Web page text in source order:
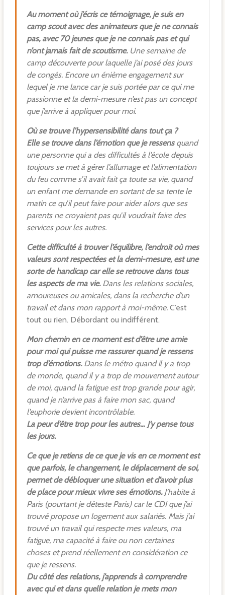
Au moment où j’écris ce témoignage, je suis en
camp scout avec des animateurs que je ne connais
pas, avec 70 jeunes que je ne connais pas et qui
n’ont jamais fait de scoutisme.Une semaine de
camp découverte pour laquelle j’ai posé des jours
de congés. Encore un énième engagement sur
lequel je me lance car je suis portée par ce qui me
passionne et la demi-mesure n’est pas un concept
que j’arrive à appliquer pour moi.
Où se trouve l’hypersensibilité dans tout ça ?
Elle se trouve dans l’émotion que je ressensquand
une personne qui a des difficultés à l’école depuis
toujours se met à gérer l’allumage et l’alimentation
du feu comme s’il avait fait ça toute sa vie, quand
un enfant me demande en sortant de sa tente le
matin ce qu’il peut faire pour aider alors que ses
parents ne croyaient pas qu’il voudrait faire des
services pour les autres.
Cette difficulté à trouver l’équilibre, l’endroit où mes
valeurs sont respectées et la demi-mesure, est une
sorte de handicap car elle se retrouve dans tous
les aspects de ma vie.Dans les relations sociales,
amoureuses ou amicales, dans la recherche d’un
travail et dans mon rapport à moi-même. C’est
tout ou rien. Débordant ou indifférent.
Mon chemin en ce moment est d’être une amie
pour moi qui puisse me rassurer quand je ressens
trop d’émotions.Dans le métro quand il y a trop
de monde, quand il y a trop de mouvement autour
de moi, quand la fatigue est trop grande pour agir,
quand je n’arrive pas à faire mon sac, quand
l’euphorie devient incontrôlable.
La peur d’être trop pour les autres… J’y pense tous
les jours.
Ce que je retiens de ce que je vis en ce moment est
que parfois, le changement, le déplacement de soi,
permet de débloquer une situation et d’avoir plus
de place pour mieux vivre ses émotions.J’habite à
Paris (pourtant je déteste Paris) car le CDI que j’ai
trouvé propose un logement aux salariés. Mais j’ai
trouvé un travail qui respecte mes valeurs, ma
fatigue, ma capacité à faire ou non certaines
choses et prend réellement en considération ce
que je ressens.
Du côté des relations, j’apprends à comprendre
avec qui et dans quelle relation je mets mon